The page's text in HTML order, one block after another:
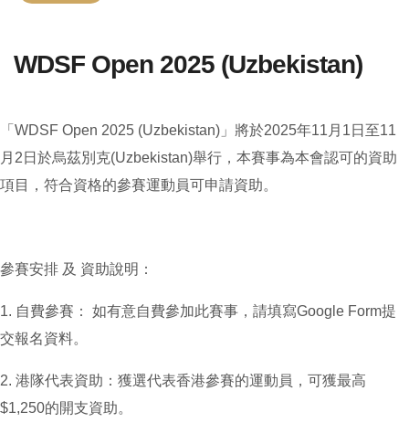
WDSF Open 2025 (Uzbekistan)
「WDSF Open 2025 (Uzbekistan)」將於2025年11月1日至11
月2日於烏茲別克(Uzbekistan)舉行，本賽事為本會認可的資助
項目，符合資格的參賽運動員可申請資助。
參賽安排 及 資助說明：
1.⁠ ⁠自費參賽： 如有意自費參加此賽事，請填寫Google Form提
交報名資料。
2.⁠ ⁠港隊代表資助：獲選代表香港參賽的運動員，可獲最高
$1,250的開支資助。